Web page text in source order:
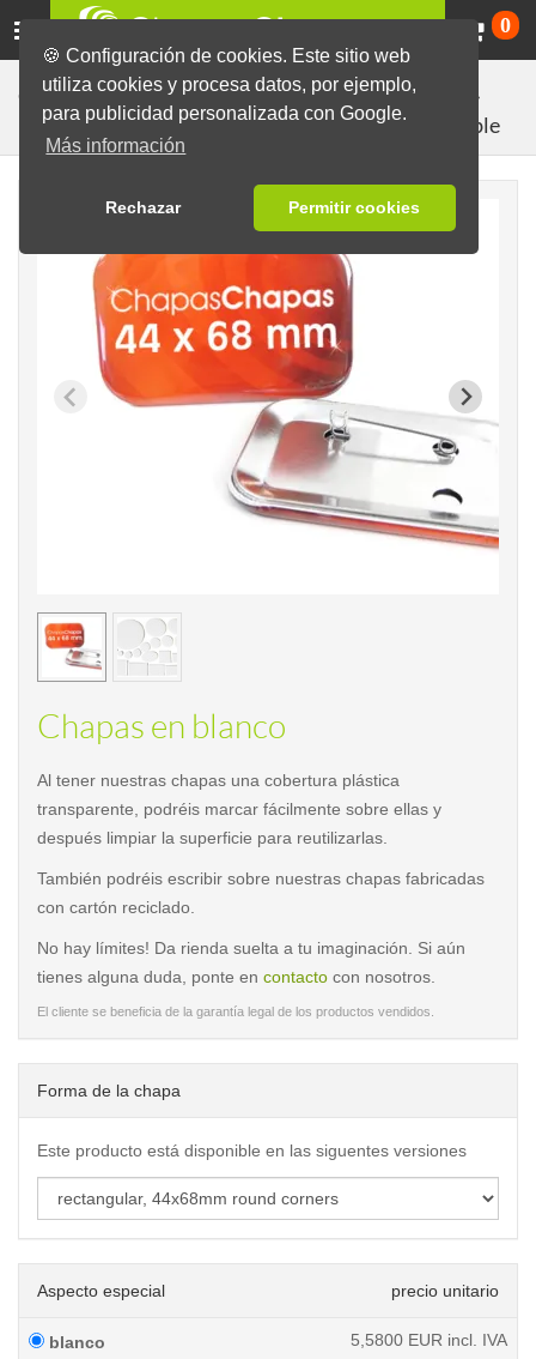
🍪 Configuración de cookies. Este sitio web
utiliza cookies y procesa datos, por ejemplo,
para publicidad personalizada con Google.
Más información
Rechazar Permitir cookies
0
Chapas listas con diseños diversos Chapas en blanco
Chapas con imperdible
< /picture>
Chapas en blanco
Al tener nuestras chapas una cobertura plástica
transparente, podréis marcar fácilmente sobre ellas y
después limpiar la superficie para reutilizarlas.
También podréis escribir sobre nuestras chapas fabricadas
con cartón reciclado.
No hay límites! Da rienda suelta a tu imaginación. Si aún
tienes alguna duda, ponte en contacto con nosotros.
El cliente se beneficia de la garantía legal de los productos vendidos.
Forma de la chapa
Este producto está disponible en las siguentes versiones
Aspecto especial precio unitario
blanco 5,5800 EUR incl. IVA